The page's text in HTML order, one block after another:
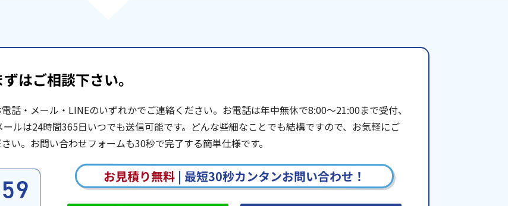
ずはご相談下さい。
話・メール・LINEのいずれかでご連絡ください。お電話は年中無休で8:00〜21:00まで受付、
ールは24時間365日いつでも送信可能です。どんな些細なことでも結構ですので、お気軽にご
い。お問い合わせフォームも30秒で完了する簡単仕様です。
お見積り無料| 最短30秒カンタンお問い合わせ！